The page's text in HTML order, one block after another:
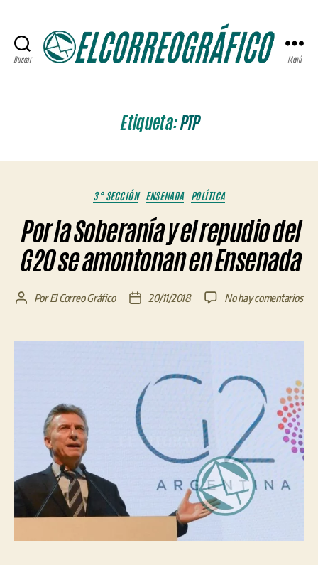
Buscar Menú
Etiqueta:PTP
Categorías
3° SECCIÓN ENSENADA POLÍTICA
Por la Soberanía y el repudio del
G20 se amontonan en Ensenada
Autor
entrada
PorEl Correo Gráfico
Fecha
entrada
20/11/2018 No hay comentariosen
del
se